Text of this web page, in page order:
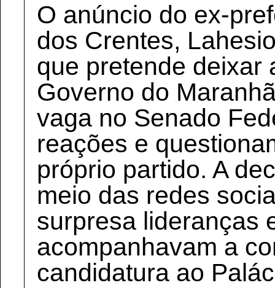
O anúncio do ex-
dos Crentes,
que pretende deixar
Governo do
vaga no Senado
reações e
próprio partido. A
meio das redes
surpresa lideranças
acompanhavam a
candidatura ao